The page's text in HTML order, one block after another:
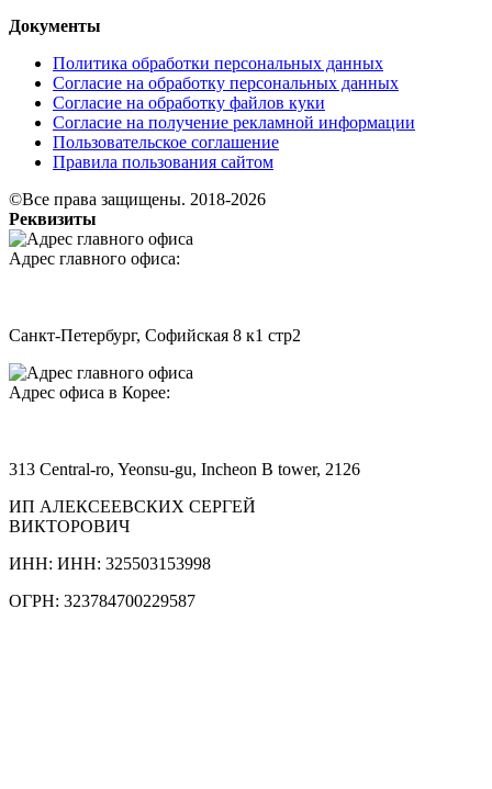
Документы
Политика обработки персональных данных
Согласие на обработку персональных данных
Согласие на обработку файлов куки
Согласие на получение рекламной информации
Пользовательское соглашение
Правила пользования сайтом
©Все права защищены. 2018-2026
Реквизиты
Адрес главного офиса:
Санкт-Петербург, Софийская 8 к1 стр2
Адрес офиса в Корее:
313 Central-ro, Yeonsu-gu, Incheon B tower, 2126
ИП АЛЕКСЕЕВСКИХ СЕРГЕЙ
ВИКТОРОВИЧ
ИНН: ИНН: 325503153998
ОГРН: 323784700229587